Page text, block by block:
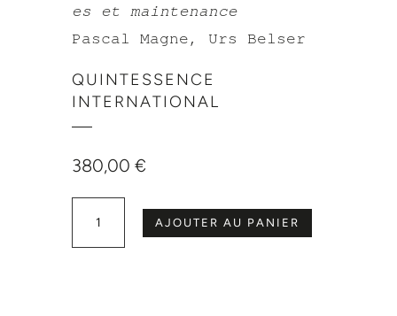
es et maintenance
Pascal Magne, Urs Belser
QUINTESSENCE
INTERNATIONAL
380,00 €
quantité de Dentisterie restauratrice biomimétique
AJOUTER AU PANIER